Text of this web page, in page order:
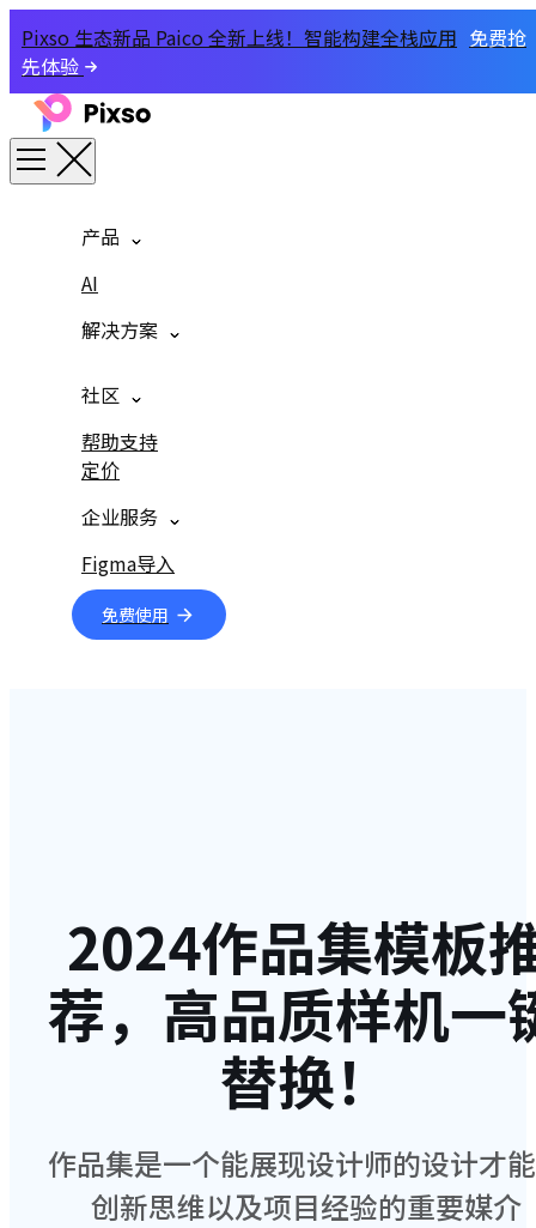
Pixso 生态新品 Paico 全新上线！智能构建全栈应用 免费抢
先体验
产品
AI
解决方案
社区
帮助支持
定价
企业服务
Figma导入
免费使用
2024作品集模板
荐，高品质样机一
替换！
作品集是一个能展现设计师的设计才
创新思维以及项目经验的重要媒介